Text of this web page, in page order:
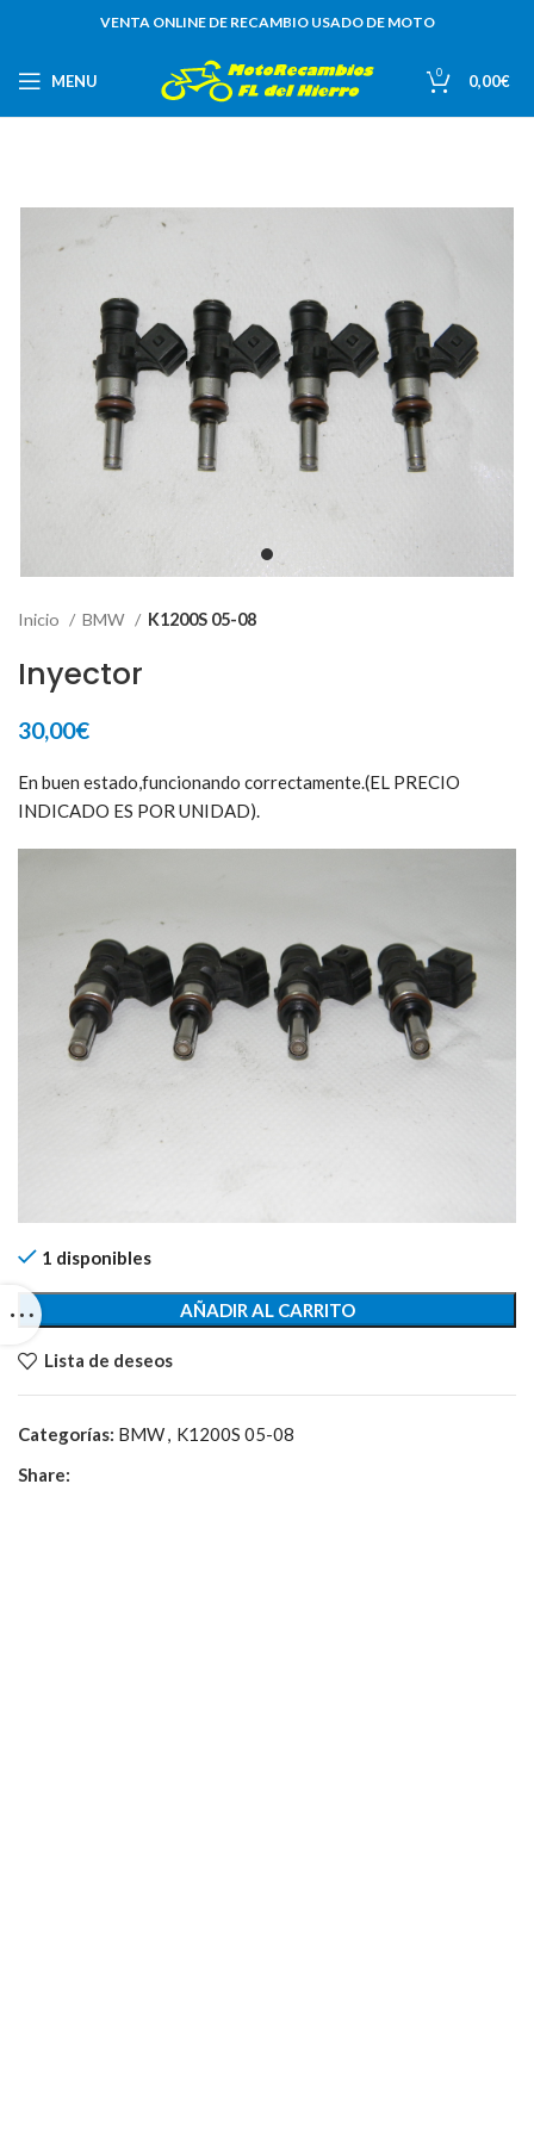
VENTA ONLINE DE RECAMBIO USADO DE MOTO
MENU 0 0,00€
Inicio BMW K1200S 05-08
Inyector
30,00€
En buen estado,funcionando correctamente.(EL PRECIO
INDICADO ES POR UNIDAD).
1 disponibles
AÑADIR AL CARRITO
Lista de deseos
Categorías: BMW, K1200S 05-08
Share: